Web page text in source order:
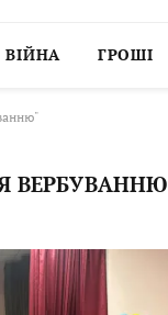
ВІЙНА ГРОШІ
ВЕРБУВАННЮ